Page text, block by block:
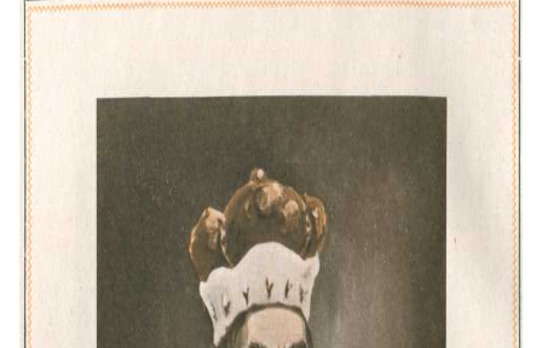
buvo pirmoji tokio masto lietuvių
pamatus vėlesniems tyrimams ir
suformavusi ištisų kartų supratimą
apie šį iškilų valdovą.
Kam skirta knyga?
Veikalas skirtas visiems,
besidomintiems Lietuvos istorija. Ji
yra vertingas šaltinis studentams,
mokytojams, istorijos mėgėjams ir
kiekvienam, norinčiam giliau